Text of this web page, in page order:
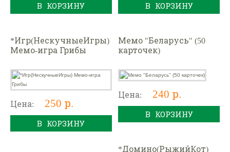
В КОРЗИНУ В КОРЗИНУ
*Игр(НескучныеИгры)
Мемо-игра Грибы
Цена: 250 р.
В КОРЗИНУ
Мемо "Беларусь" (50
карточек)
Цена: 240 р.
В КОРЗИНУ
*Домино(РыжийКот)